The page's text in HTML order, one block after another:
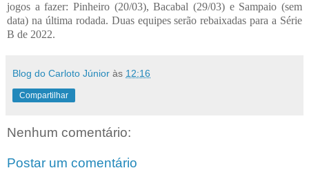
jogos a fazer: Pinheiro (20/03), Bacabal (29/03) e Sampaio (sem
data) na última rodada. Duas equipes serão rebaixadas para a Série
B de 2022.
Blog do Carloto Júnior às 12:16
Compartilhar
Nenhum comentário:
Postar um comentário